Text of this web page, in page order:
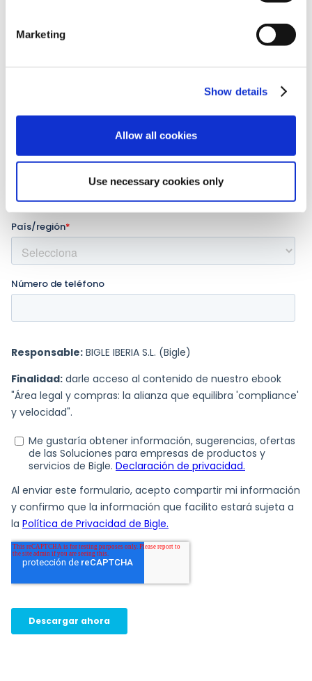
Marketing
Show details
Allow all cookies
Use necessary cookies only